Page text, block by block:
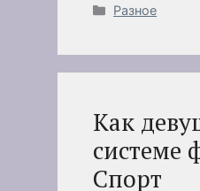
Рубрики
Разное
Как
системе
Спорт